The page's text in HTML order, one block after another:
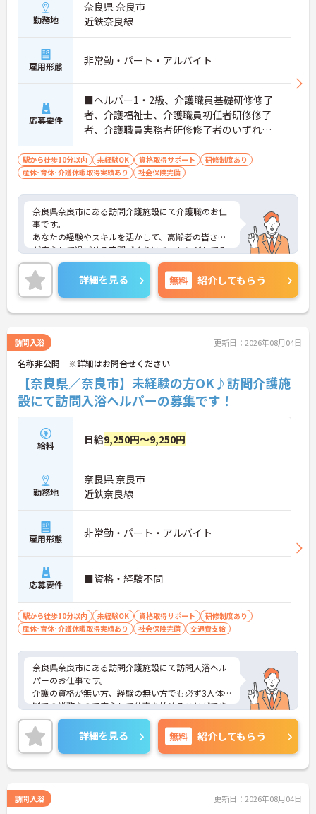
勤務地
奈良県 奈良市
近鉄奈良線
雇用形態 非常勤・パート・アルバイト
応募要件
■ヘルパー1・2級、介護職員基礎研修修了
者、介護福祉士、介護職員初任者研修修了
者、介護職員実務者研修修了者のいずれか
の資格 ■普通自動車運転免許（AT限定可）
あれば尚可 ■未経験の方OK
駅から徒歩10分以内 未経験OK 資格取得サポート
研修制度あり
産休･育休･介護休暇取得実績あり
社会保険完備
奈良県奈良市にある訪問介護施設にて介護職のお仕
事です。
あなたの経験やスキルを活かして、高齢者の皆さま
が安心して過ごせる空間づくりにチャレンジしてみ
ませんか？
ご興味ある方には、面接対策ポイントなど、さらに
詳細をお話しいたしますのでお気軽にご相談くださ
い。
詳細を見る 無料 紹介してもらう
訪問入浴 更新日：2026年08月04日
名称非公開 ※詳細はお問合せください
【奈良県／奈良市】未経験の方OK♪訪問介護施
設にて訪問入浴ヘルパーの募集です！
給料 日給9,250円～9,250円
勤務地
奈良県 奈良市
近鉄奈良線
雇用形態 非常勤・パート・アルバイト
応募要件 ■資格・経験不問
駅から徒歩10分以内 未経験OK 資格取得サポート
研修制度あり
産休･育休･介護休暇取得実績あり
社会保険完備 交通費支給
奈良県奈良市にある訪問介護施設にて訪問入浴ヘル
パーのお仕事です。
介護の資格が無い方、経験の無い方でも必ず3人体
制での業務なので安心して仕事を始めることができ
ます！
ご興味ある方には、面接対策ポイントなど、さらに
詳細をお話しいたしますのでお気軽にご相談くださ
い。
詳細を見る 無料 紹介してもらう
訪問入浴 更新日：2026年08月04日